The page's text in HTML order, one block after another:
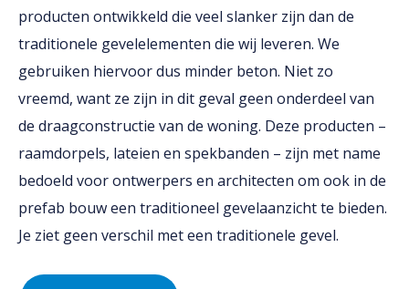
producten ontwikkeld die veel slanker zijn dan de
traditionele gevelelementen die wij leveren. We
gebruiken hiervoor dus minder beton. Niet zo
vreemd, want ze zijn in dit geval geen onderdeel van
de draagconstructie van de woning. Deze producten –
raamdorpels, lateien en spekbanden – zijn met name
bedoeld voor ontwerpers en architecten om ook in de
prefab bouw een traditioneel gevelaanzicht te bieden.
Je ziet geen verschil met een traditionele gevel.